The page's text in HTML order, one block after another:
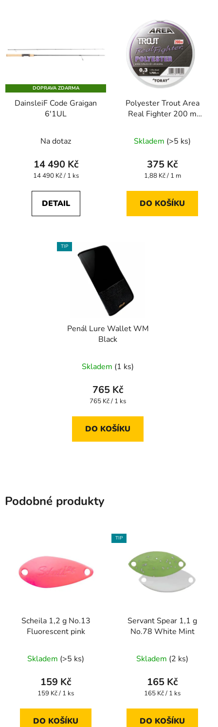
DOPRAVA ZDARMA
DainsleiF Code Graigan
6'1UL
Na dotaz
14 490 Kč
Měrná
14 490 Kč / 1 ks
DETAIL
Polyester Trout Area
Real Fighter 200 m
Skladem (>5 ks)
375 Kč
Měrná
1,88 Kč / 1 m
DO KOŠÍKU
TIP
Penál Lure Wallet WM
Black
Skladem (1 ks)
765 Kč
Měrná
765 Kč / 1 ks
DO KOŠÍKU
Podobné produkty
Scheila 1,2 g No.13
Fluorescent pink
Skladem (>5 ks)
159 Kč
Měrná
159 Kč / 1 ks
DO KOŠÍKU
TIP
Servant Spear 1,1 g
No.78 White Mint
Skladem (2 ks)
165 Kč
Měrná
165 Kč / 1 ks
DO KOŠÍKU